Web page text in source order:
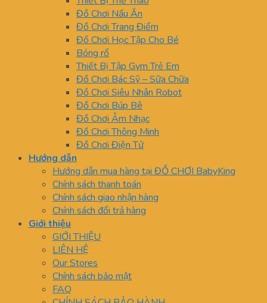
Đồ Chơi Nấu Ăn
Đồ Chơi Trang Điểm
Đồ Chơi Học Tập Cho Bé
Bóng rổ
Thiết Bị Tập Gym Trẻ Em
Đồ Chơi Bác Sỹ – Sữa Chữa
Đồ Chơi Siêu Nhân Robot
Đồ Chơi Búp Bê
Đồ Chơi Âm Nhạc
Đồ Chơi Thông Minh
Đồ Chơi Điện Tử
Hướng dẫn
Hướng dẫn mua hàng tại ĐỒ CHƠI BabyKing
Chính sách thanh toán
Chính sách giao nhận hàng
Chính sách đổi trả hàng
Giới thiệu
GIỚI THIỆU
LIÊN HỆ
Our Stores
Chính sách bảo mật
FAQ